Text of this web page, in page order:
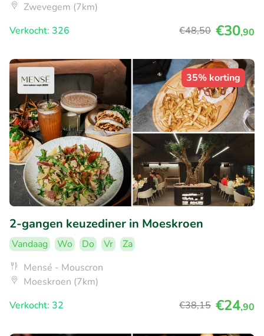
Zwevegem (7km)
Verkocht: 326
€48,50 €30,90
35% korting
2-gangen keuzediner in Moeskroen
Vandaag Wo Do Vr
Za
Mensé - Mouscron
Moeskroen (7km)
Verkocht: 32
€38,15 €24,90